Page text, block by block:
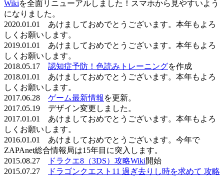
Wikiを全面リニューアルしました！スマホから見やすいよう
になりました。
2020.01.01 あけましておめでとうございます。本年もよろ
しくお願いします。
2019.01.01 あけましておめでとうございます。本年もよろ
しくお願いします。
2018.05.17 認知症予防！色読みトレーニングを作成
2018.01.01 あけましておめでとうございます。本年もよろ
しくお願いします。
2017.06.28 ゲーム最新情報 を更新。
2017.05.19 デザイン変更しました。
2017.01.01 あけましておめでとうございます。本年もよろ
しくお願いします。
2016.01.01 あけましておめでとうございます。今年で
ZAPAnet総合情報局は15年目に突入します。
2015.08.27
ドラクエ8（3DS）攻略Wiki開始
2015.07.27
ドラゴンクエスト11 過ぎ去りし時を求めて 攻略